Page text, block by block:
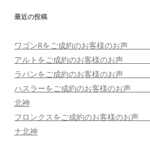
最近の投稿
ワゴンRをご成約のお客様のお
アルトをご成約のお客様のお声
ラパンをご成約のお客様のお
ハスラーをご成約のお客様
北神
フロンクスをご成約のお客
ナ北神